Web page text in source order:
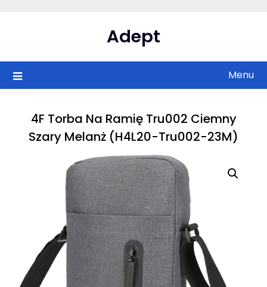
Adept
Menu
4F Torba Na Ramię Tru002 Ciemny
Szary Melanż (H4L20-Tru002-23M)